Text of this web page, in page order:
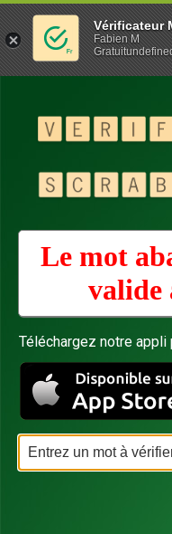
Le mot
valide
Téléchargez notre
Vérificateur
Fabien M